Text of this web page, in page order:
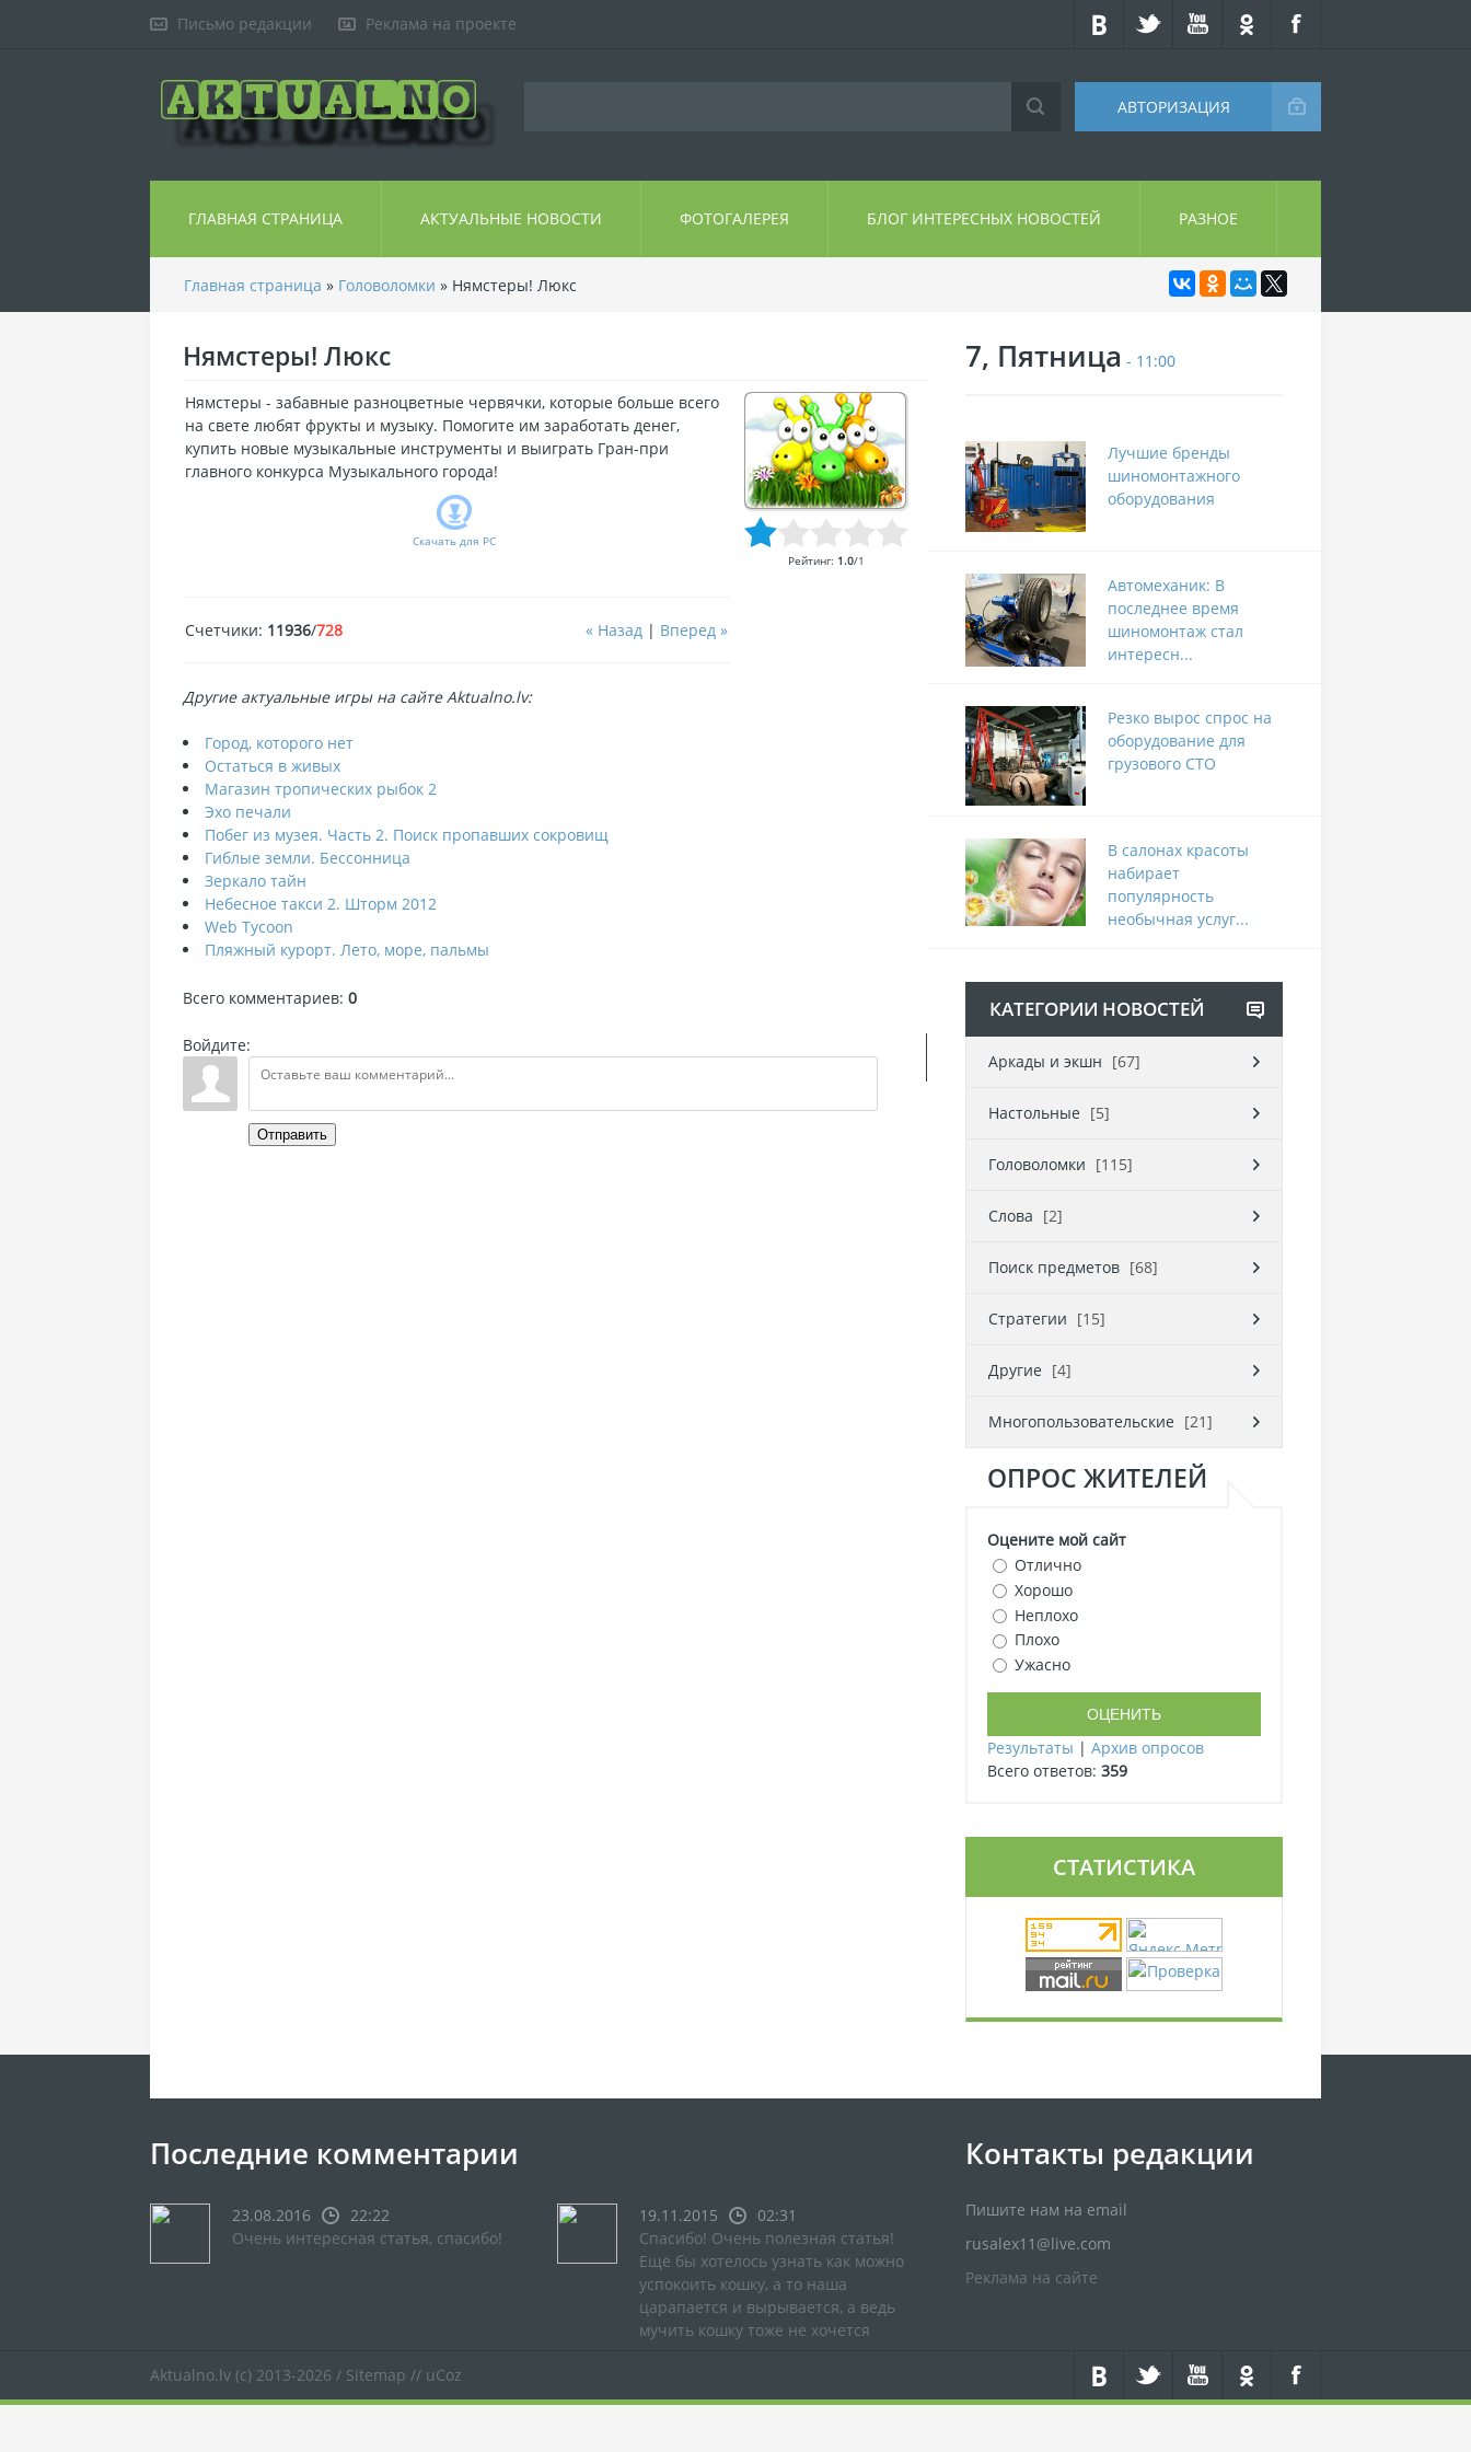
Письмо редакции Реклама на проекте
АВТОРИЗАЦИЯ
ГЛАВНАЯ СТРАНИЦА АКТУАЛЬНЫЕ НОВОСТИ ФОТОГАЛЕРЕЯ БЛОГ ИНТЕРЕСНЫХ НОВОСТЕЙ РАЗНОЕ
Главная страница » Головоломки » Нямстеры! Люкс
Нямстеры! Люкс
Нямстеры - забавные разноцветные червячки, которые больше всего
на свете любят фрукты и музыку. Помогите им заработать денег,
купить новые музыкальные инструменты и выиграть Гран-при
главного конкурса Музыкального города!
Скачать для PC
Рейтинг: 1.0/1
« Назад | Вперед »
Счетчики: 11936/728
Другие актуальные игры на сайте Aktualno.lv:
Город, которого нет
Остаться в живых
Магазин тропических рыбок 2
Эхо печали
Побег из музея. Часть 2. Поиск пропавших сокровищ
Гиблые земли. Бессонница
Зеркало тайн
Небесное такси 2. Шторм 2012
Web Tycoon
Пляжный курорт. Лето, море, пальмы
Всего комментариев: 0
Войдите:
Отправить
7, Пятница - 11:00
Лучшие бренды
шиномонтажного
оборудования
Автомеханик: В
последнее время
шиномонтаж стал
интересн...
Резко вырос спрос на
оборудование для
грузового СТО
В салонах красоты
набирает
популярность
необычная услуг...
КАТЕГОРИИ НОВОСТЕЙ
Аркады и экшн [67]
Настольные [5]
Головоломки [115]
Слова [2]
Поиск предметов [68]
Стратегии [15]
Другие [4]
Многопользовательские [21]
ОПРОС ЖИТЕЛЕЙ
Оцените мой сайт
Отлично
Хорошо
Неплохо
Плохо
Ужасно
Результаты | Архив опросов
Всего ответов: 359
СТАТИСТИКА
Последние комментарии
23.08.2016
22:22
Очень интересная статья, спасибо!
19.11.2015
02:31
Спасибо! Очень полезная статья!
Ещё бы хотелось узнать как можно
успокоить кошку, а то наша
царапается и вырывается, а ведь
мучить кошку тоже не хочется
Контакты редакции
Пишите нам на email
rusalex11@live.com
Реклама на сайте
Aktualno.lv (c) 2013-2026 / Sitemap // uCoz